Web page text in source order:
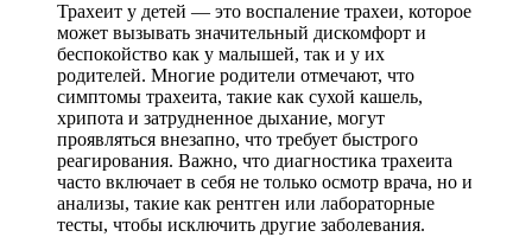
Трахеит у детей — это воспаление трахеи, которое
может вызывать значительный дискомфорт и
беспокойство как у малышей, так и у их
родителей. Многие родители отмечают, что
симптомы трахеита, такие как сухой кашель,
хрипота и затрудненное дыхание, могут
проявляться внезапно, что требует быстрого
реагирования. Важно, что диагностика трахеита
часто включает в себя не только осмотр врача, но и
анализы, такие как рентген или лабораторные
тесты, чтобы исключить другие заболевания.